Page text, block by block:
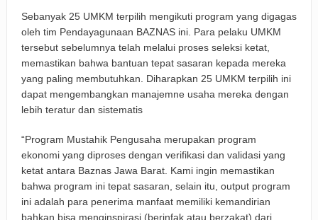
Funtastic 8 Basketball Cup 2026 Jadi Ajang Silaturahmi
Alumni dan Penggerak Sport Tourism
Farhan: Kritik Mahasiswa Penting untuk Kemajuan Kota
Bandung
BRI Peduli Serahkan Ambulans untuk Wingdik 300/Teknik,
Perkuat Layanan Kesehatan di Subang
Sebanyak 25 UMKM terpilih mengikuti program yang digagas
oleh tim Pendayagunaan BAZNAS ini. Para pelaku UMKM
tersebut sebelumnya telah melalui proses seleksi ketat,
memastikan bahwa bantuan tepat sasaran kepada mereka
yang paling membutuhkan. Diharapkan 25 UMKM terpilih ini
dapat mengembangkan manajemne usaha mereka dengan
lebih teratur dan sistematis
“Program Mustahik Pengusaha merupakan program
ekonomi yang diproses dengan verifikasi dan validasi yang
ketat antara Baznas Jawa Barat. Kami ingin memastikan
bahwa program ini tepat sasaran, selain itu, output program
ini adalah para penerima manfaat memiliki kemandirian
bahkan bisa menginspirasi (berinfak atau berzakat) dari